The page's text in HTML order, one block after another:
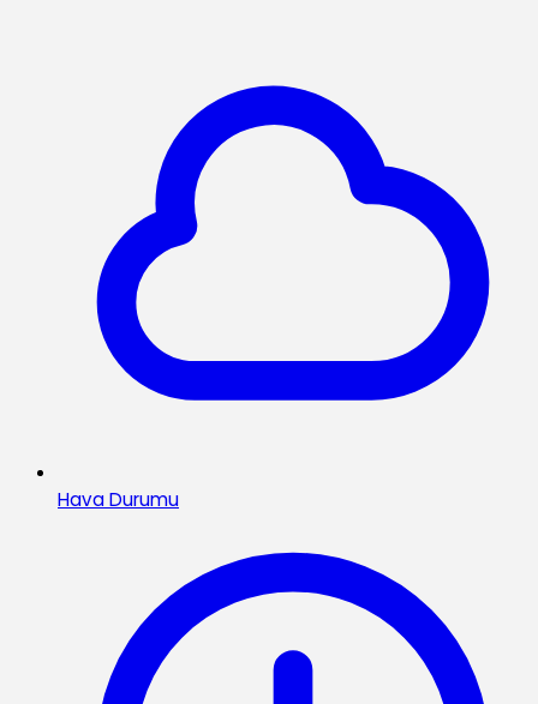
Hava Durumu